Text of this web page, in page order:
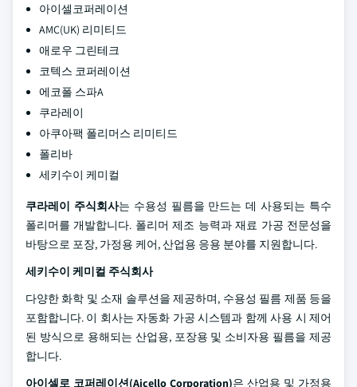
아이셀코퍼레이션
AMC(UK) 리미티드
애로우 그린테크
코텍스 코퍼레이션
에코폴 스파A
쿠라레이
아쿠아팩 폴리머스 리미티드
폴리바
세키수이 케미컬
쿠라레이 주식회사는 수용성 필름을 만드는 데 사용되는 특수
폴리머를 개발합니다. 폴리머 제조 능력과 재료 가공 전문성을
바탕으로 포장, 가정용 케어, 산업용 응용 분야를 지원합니다.
세키수이 케미컬 주식회사
다양한 화학 및 소재 솔루션을 제공하며, 수용성 필름 제품 등을
포함합니다. 이 회사는 자동화 가공 시스템과 함께 사용 시 제어
된 방식으로 용해되는 산업용, 포장용 및 소비자용 필름을 제공
합니다.
아이셀로 코퍼레이션(Aicello Corporation)은 산업용 및 가정용